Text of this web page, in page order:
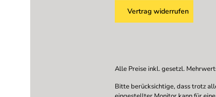
Vertrag widerrufen
Alle Preise inkl. gesetzl.
Bitte berücksichtige, dass trotz